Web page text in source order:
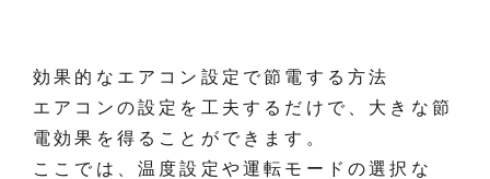
効果的なエアコン設定で節電する方法
エアコンの設定を工夫するだけで、大きな節
電効果を得ることができます。
ここでは、温度設定や運転モードの選択な